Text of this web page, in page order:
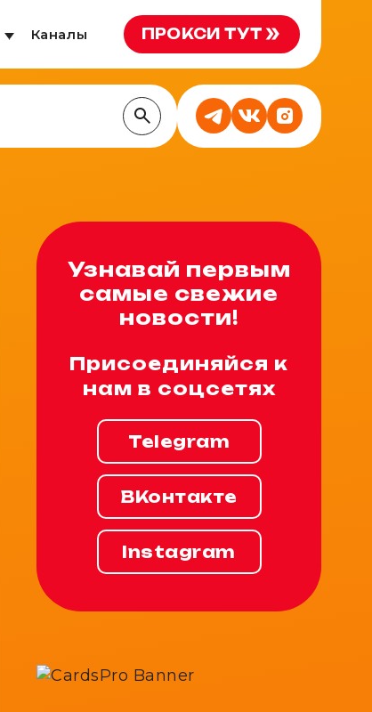
Каналы ПРОКСИ ТУТ
Узнавай первым
самые свежие
новости!
Присоединяйся к
нам в соцсетях
Telegram
ВКонтакте
Instagram